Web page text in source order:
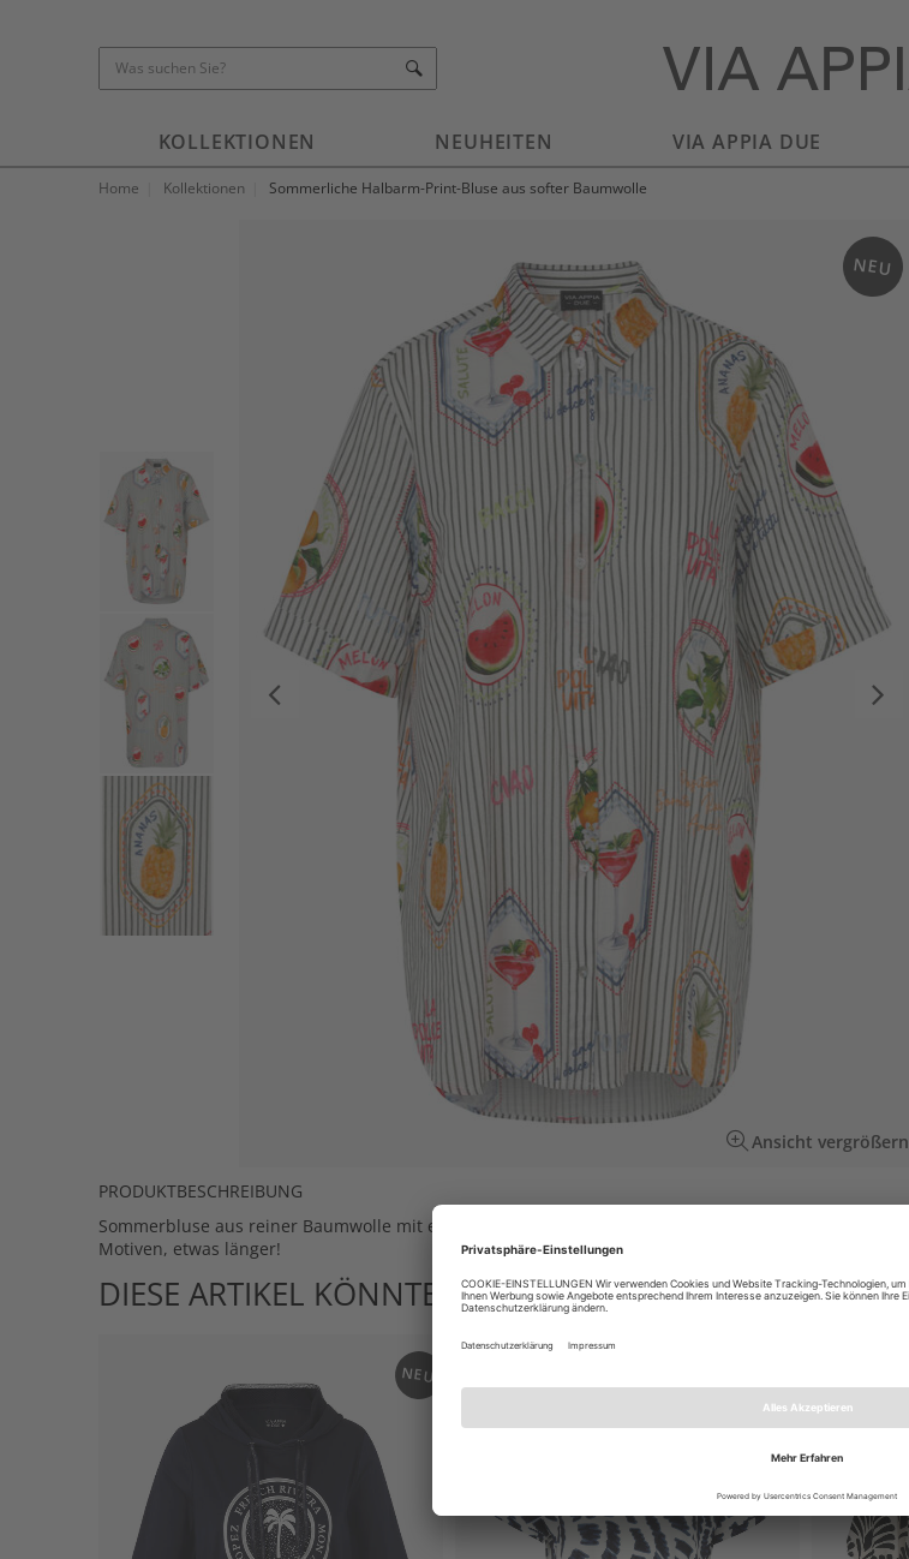
KOLLEKTIONEN NEUHEITEN VIA APPIA DUE
Home Kollektionen Sommerliche Halbarm-Print-Bluse aus softer Baumwolle
NEU
Ansicht vergrößern
PRODUKTBESCHREIBUNG
Sommerbluse aus reiner Baumwolle mit einem Mustermix aus Längsstreifen und italienischen
Motiven, etwas länger!
DIESE ARTIKEL KÖNNTEN IHNEN AUCH GEFALLEN
NEU